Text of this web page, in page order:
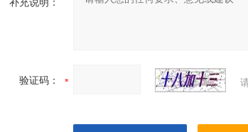
验证码：